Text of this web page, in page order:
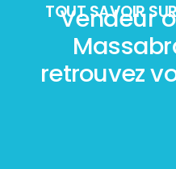
TOUT SAVOIR
Vendeur
retrouvez